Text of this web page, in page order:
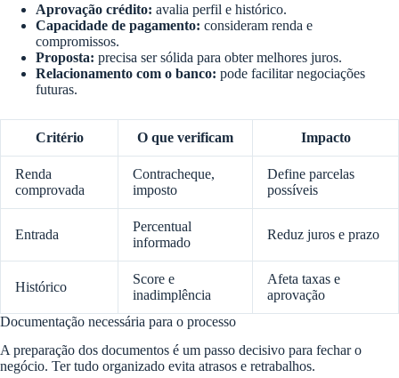
Aprovação crédito: avalia perfil e histórico.
Capacidade de pagamento: consideram renda e
compromissos.
Proposta: precisa ser sólida para obter melhores juros.
Relacionamento com o banco: pode facilitar negociações
futuras.
Critério O que verificam Impacto
Renda
comprovada
Contracheque,
imposto
Define parcelas
possíveis
Entrada
Percentual
informado
Reduz juros e prazo
Histórico
Score e
inadimplência
Afeta taxas e
aprovação
Documentação necessária para o processo
A preparação dos documentos é um passo decisivo para fechar o
negócio. Ter tudo organizado evita atrasos e retrabalhos.